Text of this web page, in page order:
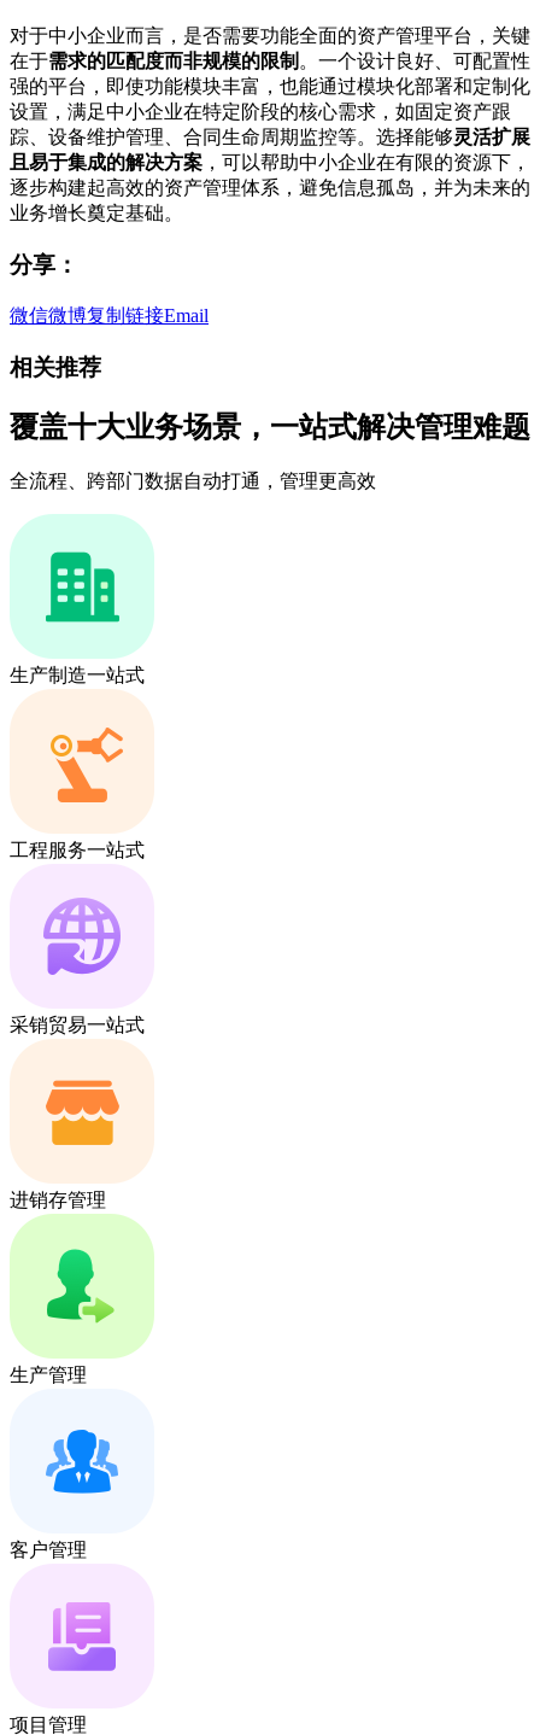
对于中小企业而言，是否需要功能全面的资产管理平台，关键
在于需求的匹配度而非规模的限制 。一个设计良好、可配置性
强的平台，即使功能模块丰富，也能通过模块化部署和定制化
设置，满足中小企业在特定阶段的核心需求，如固定资产跟
踪、设备维护管理、合同生命周期监控等。选择能够灵活扩展
且易于集成的解决方案 ，可以帮助中小企业在有限的资源下，
逐步构建起高效的资产管理体系，避免信息孤岛，并为未来的
业务增长奠定基础。
分享：
微信微博复制链接Email
相关推荐
覆盖十大业务场景，一站式解决管理难题
全流程、跨部门数据自动打通，管理更高效
生产制造一站式
工程服务一站式
采销贸易一站式
进销存管理
生产管理
客户管理
项目管理